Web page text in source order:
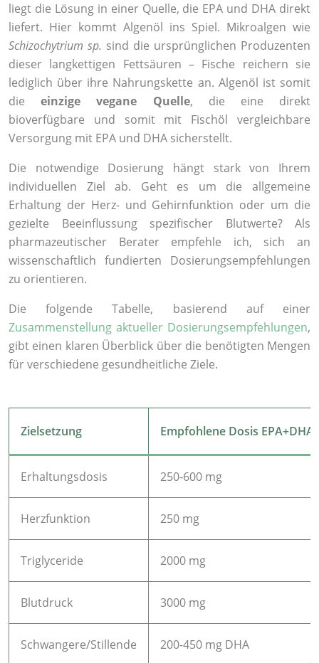
liegt die Lösung in einer Quelle, die EPA und DHA direkt
liefert. Hier kommt Algenöl ins Spiel. Mikroalgen wie
Schizochytrium sp. sind die ursprünglichen Produzenten
dieser langkettigen Fettsäuren – Fische reichern sie
lediglich über ihre Nahrungskette an. Algenöl ist somit
dieeinzige vegane Quelle, die eine direkt
bioverfügbare und somit mit Fischöl vergleichbare
Versorgung mit EPA und DHA sicherstellt.
Die notwendige Dosierung hängt stark von Ihrem
individuellen Ziel ab. Geht es um die allgemeine
Erhaltung der Herz- und Gehirnfunktion oder um die
gezielte Beeinflussung spezifischer Blutwerte? Als
pharmazeutischer Berater empfehle ich, sich an
wissenschaftlich fundierten Dosierungsempfehlungen
zu orientieren.
Die folgende Tabelle, basierend auf einer
Zusammenstellung aktueller Dosierungsempfehlungen,
gibt einen klaren Überblick über die benötigten Mengen
für verschiedene gesundheitliche Ziele.
Zielsetzung Empfohlene Dosis EPA+DHA
Erhaltungsdosis 250-600 mg
Herzfunktion 250 mg
Triglyceride 2000 mg
Blutdruck 3000 mg
Schwangere/Stillende 200-450 mg DHA